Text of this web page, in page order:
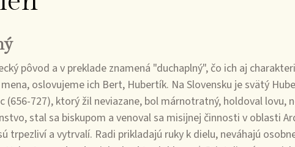
pôvod a v preklade znamená "duchaplný", čo ich aj
oslovujeme ich Bert, Hubertík. Na Slovensku je svätý
(656-727), ktorý žil neviazane, bol márnotratný, holdoval lovu,
stal sa biskupom a venoval sa misijnej činnosti v oblasti
trpezliví a vytrvalí. Radi prikladajú ruky k dielu, neváhajú